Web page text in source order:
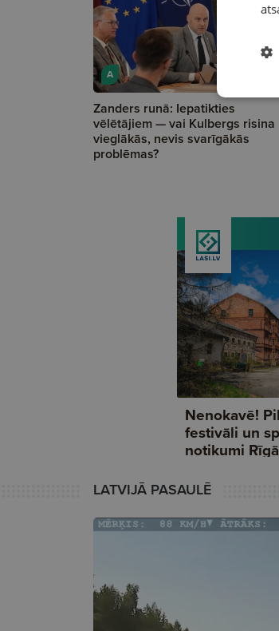
A
Zanders runā: Iepatikties
vēlētājiem — vai Kulbergs risina
vieglākās, nevis svarīgākās
problēmas?
LATVIJĀ PASAULĒ